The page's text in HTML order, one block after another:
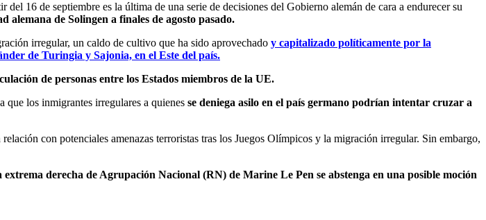
16 de septiembre es la última de una serie de decisiones del Gobierno alemán de cara a endurecer su
alemana de Solingen a finales de agosto pasado.
irregular, un caldo de cultivo que ha sido aprovechado y capitalizado políticamente por la
de Turingia y Sajonia, en el Este del país.
de personas entre los Estados miembros de la UE.
los inmigrantes irregulares a quienes se deniega asilo en el país germano podrían intentar cruzar a
con potenciales amenazas terroristas tras los Juegos Olímpicos y la migración irregular. Sin embargo,
extrema derecha de Agrupación Nacional (RN) de Marine Le Pen se abstenga en una posible moción